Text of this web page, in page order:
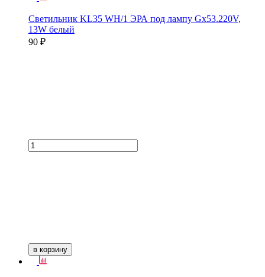
Светильник KL35 WH/1 ЭРА под лампу Gx53.220V,
13W белый
90 ₽
в корзину